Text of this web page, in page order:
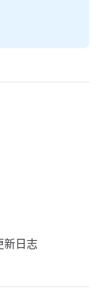
新日志